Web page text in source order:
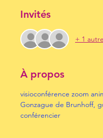
Invités
+ 1
À propos
visioconférence zoom
Gonzague de Brunhoff,
conférencier